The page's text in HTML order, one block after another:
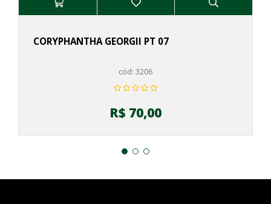
CORYPHANTHA GEORGII PT 07
cód: 3206
R$ 70,00